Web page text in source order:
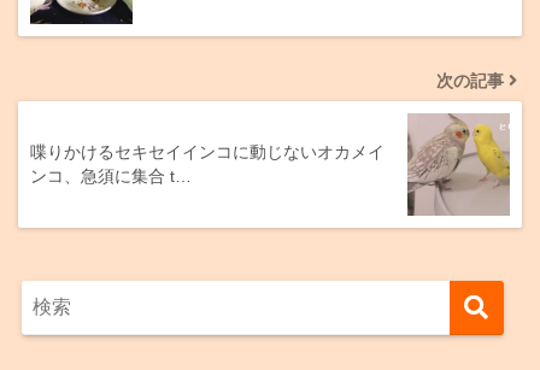
次の記事
喋りかけるセキセイインコに動じないオカメイ
ンコ、急須に集合 t…